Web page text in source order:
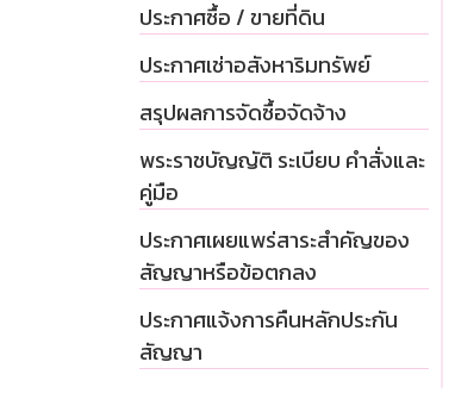
ประกาศซื้อ / ขายที่ดิน
ประกาศเช่าอสังหาริมทรัพย์
สรุปผลการจัดซื้อจัดจ้าง
พระราชบัญญัติ ระเบียบ คำสั่งและ
คู่มือ
ประกาศเผยแพร่สาระสำคัญของ
สัญญาหรือข้อตกลง
ประกาศแจ้งการคืนหลักประกัน
สัญญา